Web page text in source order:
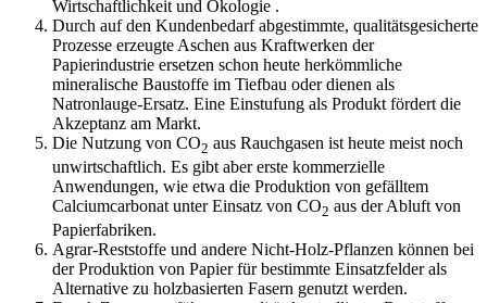
Wirtschaftlichkeit und Ökologie .
Durch auf den Kundenbedarf abgestimmte, qualitätsgesicherte
Prozesse erzeugte Aschen aus Kraftwerken der
Papierindustrie ersetzen schon heute herkömmliche
mineralische Baustoffe im Tiefbau oder dienen als
Natronlauge-Ersatz. Eine Einstufung als Produkt fördert die
Akzeptanz am Markt.
Die Nutzung von CO2 aus Rauchgasen ist heute meist noch
unwirtschaftlich. Es gibt aber erste kommerzielle
Anwendungen, wie etwa die Produktion von gefälltem
Calciumcarbonat unter Einsatz von CO2 aus der Abluft von
Papierfabriken.
Agrar-Reststoffe und andere Nicht-Holz-Pflanzen können bei
der Produktion von Papier für bestimmte Einsatzfelder als
Alternative zu holzbasierten Fasern genutzt werden.